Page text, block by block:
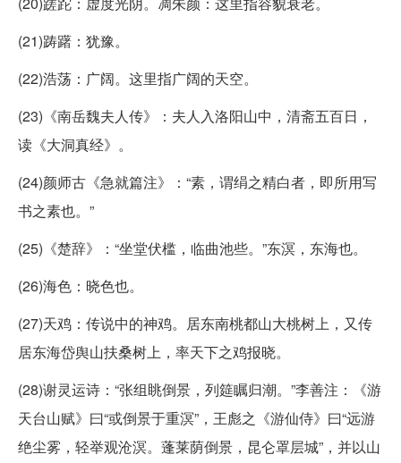
(21)踌躇：犹豫。
(22)浩荡：广阔。这里指广阔的天空。
(23)《南岳魏夫人传》：夫人入洛阳山中，清斋五百日，
读《大洞真经》。
(24)颜师古《急就篇注》：“素，谓绢之精白者，即所用写
书之素也。”
(25)《楚辞》：“坐堂伏槛，临曲池些。”东溟，东海也。
(26)海色：晓色也。
(27)天鸡：传说中的神鸡。居东南桃都山大桃树上，又传
居东海岱舆山扶桑树上，率天下之鸡报晓。
(28)谢灵运诗：“张组眺倒景，列筵瞩归潮。”李善注：《游
天台山赋》曰“或倒景于重溟”，王彪之《游仙侍》曰“远游
绝尘雾，轻举观沧溟。蓬莱荫倒景，昆仑罩层城”，并以山